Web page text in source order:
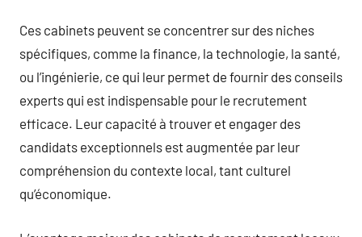
Ces cabinets peuvent se concentrer sur des niches
spécifiques, comme la finance, la technologie, la santé,
ou l’ingénierie, ce qui leur permet de fournir des conseils
experts qui est indispensable pour le recrutement
efficace. Leur capacité à trouver et engager des
candidats exceptionnels est augmentée par leur
compréhension du contexte local, tant culturel
qu’économique.